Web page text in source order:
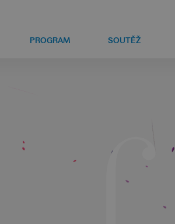
PROGRAM SOUTĚŽ